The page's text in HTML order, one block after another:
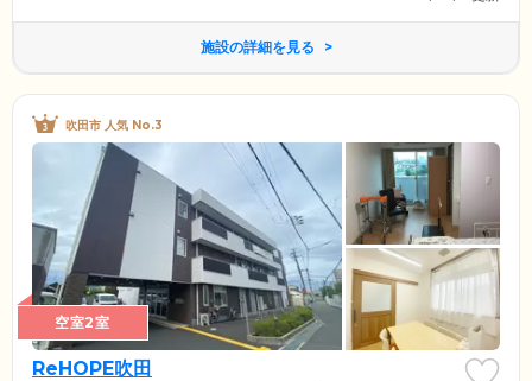
施設の詳細を見る
吹田市 人気 No.3
空室2室
ReHOPE吹田